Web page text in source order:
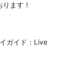
ます！
ガイド：Live